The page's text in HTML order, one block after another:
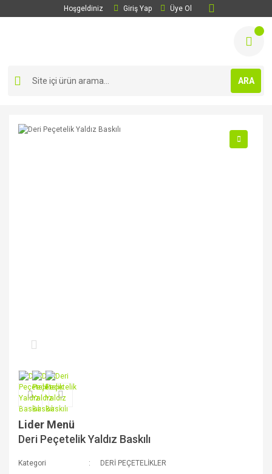
Hoşgeldiniz Giriş Yap Üye Ol
ARA
Lider Menü
Deri Peçetelik Yaldız Baskılı
Kategori
DERİ PEÇETELİKLER